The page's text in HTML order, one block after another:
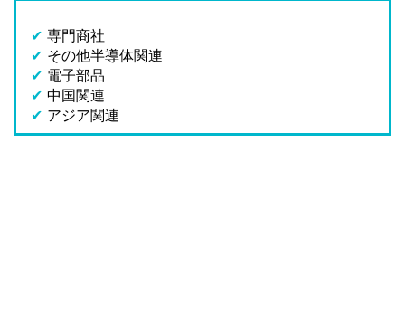
✔ 専門商社
✔ その他半導体関連
✔ 電子部品
✔ 中国関連
✔ アジア関連